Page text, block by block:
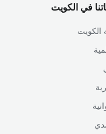
في الكويت
الكويت